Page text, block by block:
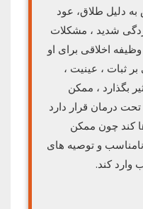
به دلیل طلاق، عود
شدید ، مشکلات
اخلاقی برای او
ثبات ، عینیت ،
بگذارد ، ممکن
درمان قرار دارد
کند چون ممکن
و توصیه های
وارد کند.